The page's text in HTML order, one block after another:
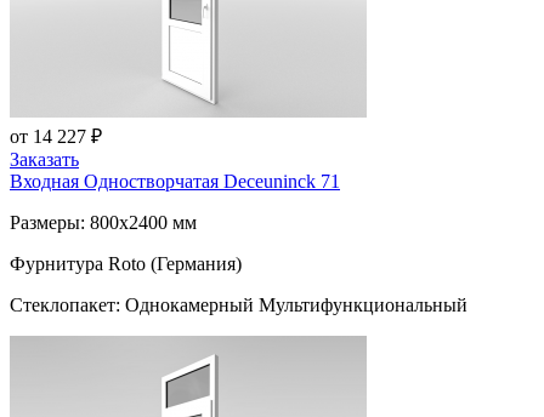
от 14 227 ₽
Заказать
Входная Одностворчатая Deceuninck 71
Размеры: 800x2400 мм
Фурнитура Roto (Германия)
Стеклопакет: Однокамерный Мультифункциональный